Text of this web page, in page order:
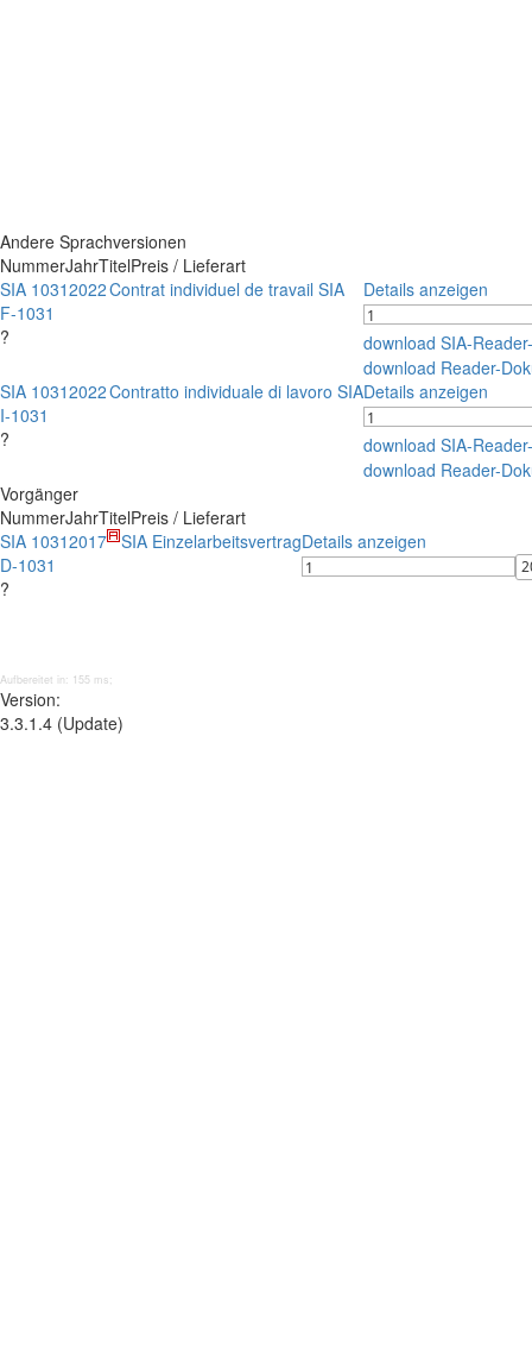
Andere Sprachversionen
NummerJahrTitelPreis / Lieferart
SIA 1031
F-1031
?
2022Contrat individuel de travail SIA Details anzeigen
download SIA-
download Reader-
SIA 1031
I-1031
?
2022Contratto individuale di lavoro SIADetails anzeigen
download SIA-
download Reader-
Vorgänger
NummerJahrTitelPreis / Lieferart
SIA 1031
D-1031
?
2017 SIA EinzelarbeitsvertragDetails anzeigen
Aufbereitet in: 155 ms;
Version:
3.3.1.4 (Update)